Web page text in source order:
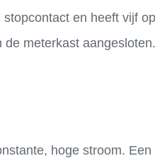
en heeft vijf
meterkast
hoge stroom.